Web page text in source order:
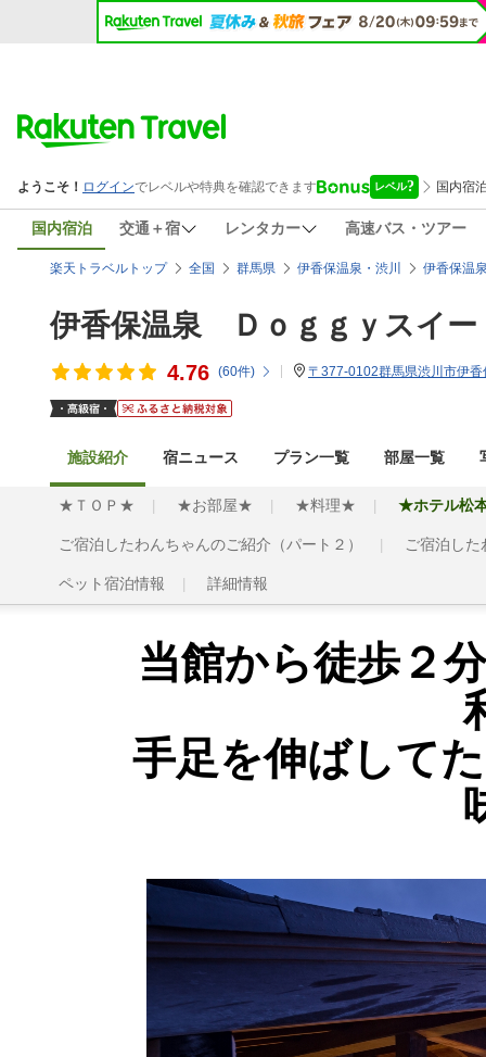
国内宿泊 交通＋宿 レンタカー 高速バス・ツアー
楽天トラベルトップ 全国 群馬県 伊香保温泉・渋川 伊香保温
伊香保温泉 Ｄｏｇｇｙスイ
4.76 (60件) 〒377-0102群馬県渋川市伊
施設紹介 宿ニュース プラン一覧 部屋一覧
★ＴＯＰ★ ★お部屋★ ★料理★ ★ホテル松
ご宿泊したわんちゃんのご紹介（パート２） ご宿泊し
ペット宿泊情報 詳細情報
当館から徒歩２
手足を伸ばして